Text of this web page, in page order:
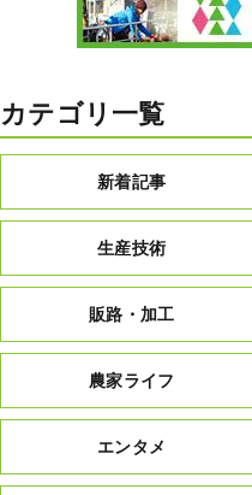
カテゴリ一覧
新着記事
生産技術
販路・加工
農家ライフ
エンタメ